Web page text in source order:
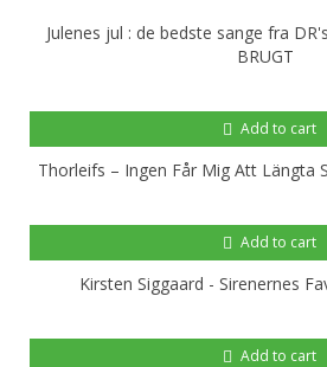
Julenes jul : de bedste sange fra
BRUGT
Add to cart
Thorleifs ‎– Ingen Får Mig Att Längta
Add to cart
Kirsten Siggaard - Sirenernes
Add to cart